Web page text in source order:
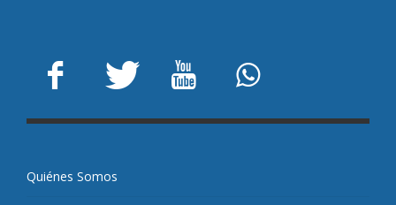
Quiénes Somos